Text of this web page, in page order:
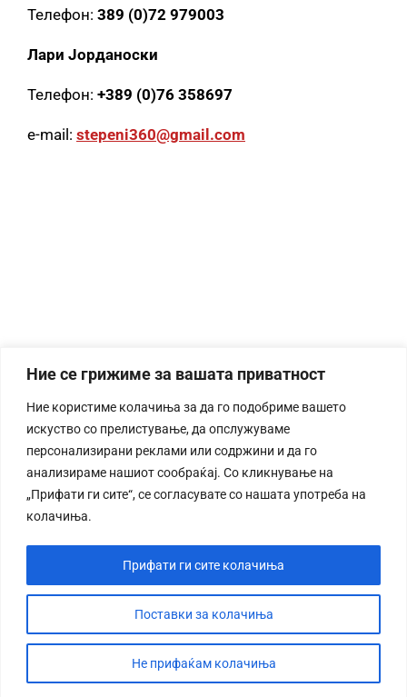
Ние се грижиме за вашата приватност
Ние користиме колачиња за да го подобриме вашето
искуство со прелистување, да опслужуваме
персонализирани реклами или содржини и да го
анализираме нашиот сообраќај. Со кликнување на
„Прифати ги сите“, се согласувате со нашата употреба на
колачиња.
Поставки за колачиња
Не прифаќам колачиња
Прифати ги сите колачиња
Телефон: 389 (0)72 979003
Лари Јорданоски
Телефон: +389 (0)76 358697
e-mail: stepeni360@gmail.com
СТОРИЈА